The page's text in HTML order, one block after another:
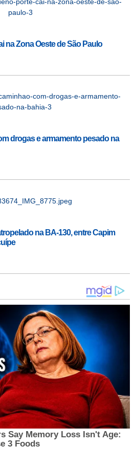
na Zona Oeste de São Paulo
drogas e armamento pesado na
na BA-130, entre Capim